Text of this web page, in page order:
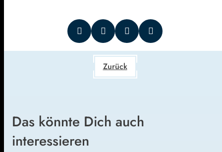
Zurück
Das könnte Dich auch
interessieren